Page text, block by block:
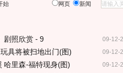
始 网页 新闻
09-12-
剧照欣赏 - 9
09-12-
具将被扫地出门(图)
09-12-
哈里森-福特现身(图)